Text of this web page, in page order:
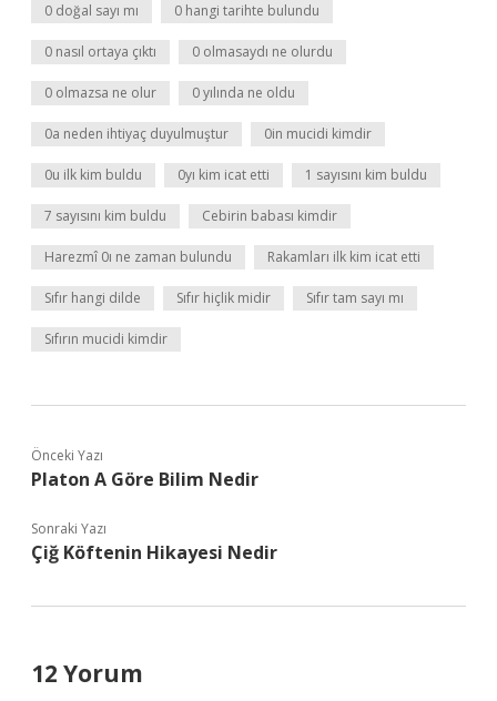
0 doğal sayı mı 0 hangi tarihte bulundu
0 nasıl ortaya çıktı 0 olmasaydı ne olurdu
0 olmazsa ne olur 0 yılında ne oldu
0a neden ihtiyaç duyulmuştur 0in mucidi kimdir
0u ilk kim buldu 0yı kim icat etti 1 sayısını kim buldu
7 sayısını kim buldu Cebirin babası kimdir
Harezmî 0ı ne zaman bulundu Rakamları ilk kim icat etti
Sıfır hangi dilde Sıfır hiçlik midir Sıfır tam sayı mı
Sıfırın mucidi kimdir
Önceki Yazı
Platon A Göre Bilim Nedir
Sonraki Yazı
Çiğ Köftenin Hikayesi Nedir
12 Yorum